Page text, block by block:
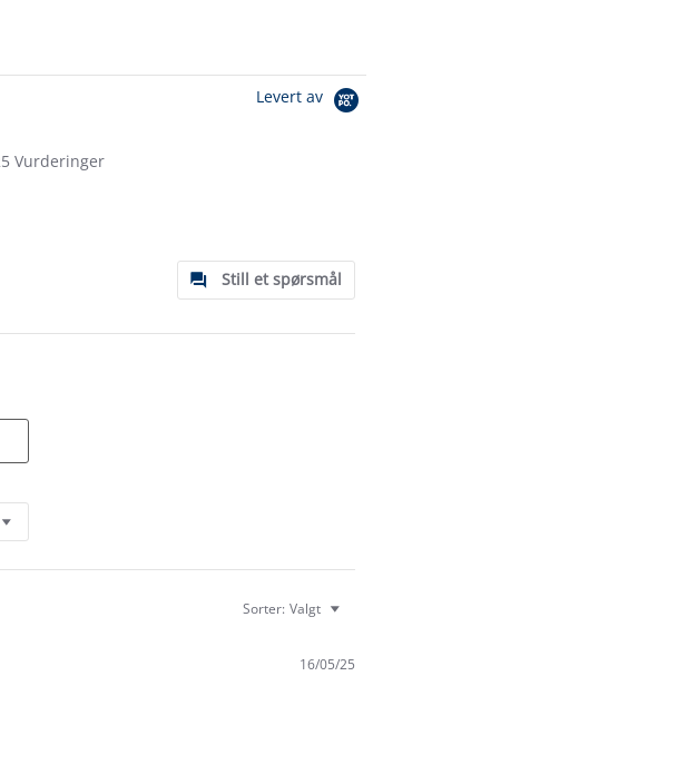
Levert av
Vurderinger
Still et spørsmål
Sorter: Valgt
16/05/25